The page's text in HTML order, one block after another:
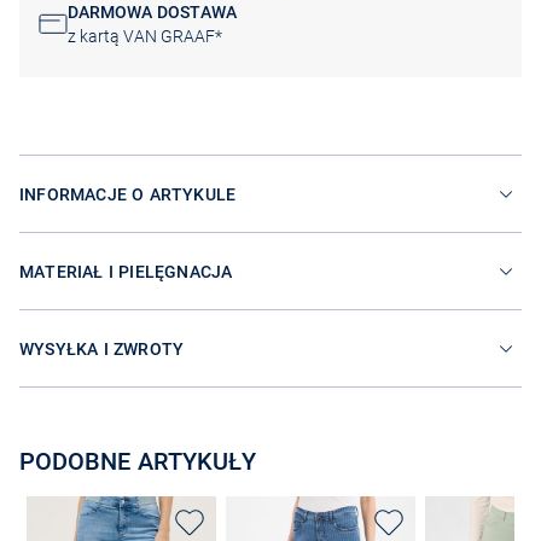
DARMOWA DOSTAWA
z kartą VAN GRAAF*
INFORMACJE O ARTYKULE
MATERIAŁ I PIELĘGNACJA
WYSYŁKA I ZWROTY
PODOBNE ARTYKUŁY